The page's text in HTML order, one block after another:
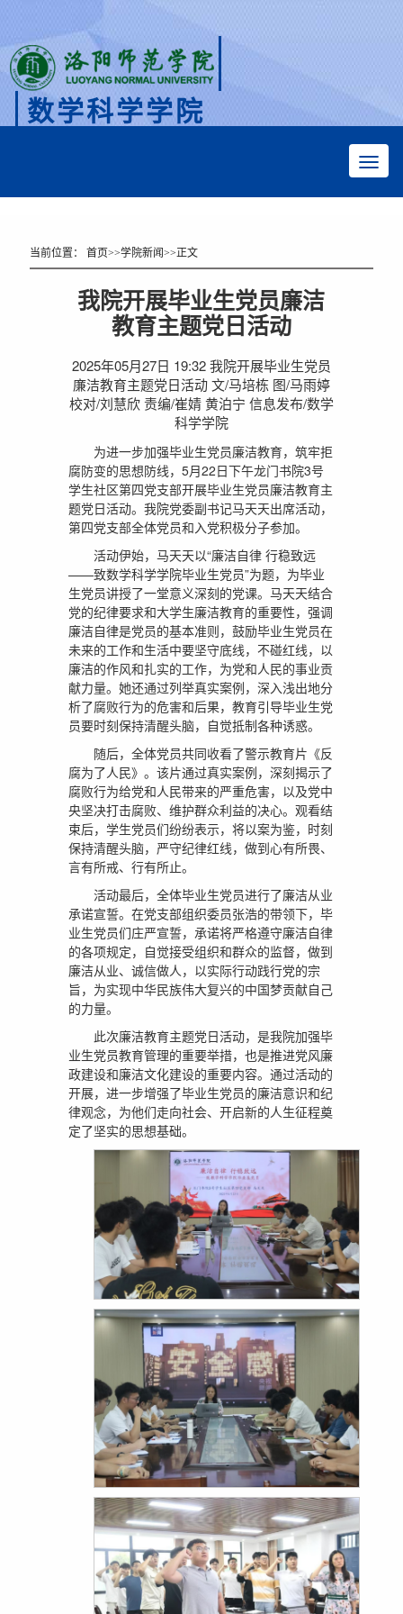
数学科学学院
当前位置：首页>>学院新闻>>正文
我院开展毕业生党员廉洁
教育主题党日活动
2025年05月27日 19:32 我院开展毕业生党员
廉洁教育主题党日活动 文/马培栋 图/马雨婷
校对/刘慧欣 责编/崔婧 黄泊宁 信息发布/数学
科学学院
为进一步加强毕业生党员廉洁教育，筑牢拒
腐防变的思想防线，5月22日下午龙门书院3号
学生社区第四党支部开展毕业生党员廉洁教育主
题党日活动。我院党委副书记马天天出席活动，
第四党支部全体党员和入党积极分子参加。
活动伊始，马天天以“廉洁自律 行稳致远
——致数学科学学院毕业生党员”为题，为毕业
生党员讲授了一堂意义深刻的党课。马天天结合
党的纪律要求和大学生廉洁教育的重要性，强调
廉洁自律是党员的基本准则，鼓励毕业生党员在
未来的工作和生活中要坚守底线，不碰红线，以
廉洁的作风和扎实的工作，为党和人民的事业贡
献力量。她还通过列举真实案例，深入浅出地分
析了腐败行为的危害和后果，教育引导毕业生党
员要时刻保持清醒头脑，自觉抵制各种诱惑。
随后，全体党员共同收看了警示教育片《反
腐为了人民》。该片通过真实案例，深刻揭示了
腐败行为给党和人民带来的严重危害，以及党中
央坚决打击腐败、维护群众利益的决心。观看结
束后，学生党员们纷纷表示，将以案为鉴，时刻
保持清醒头脑，严守纪律红线，做到心有所畏、
言有所戒、行有所止。
活动最后，全体毕业生党员进行了廉洁从业
承诺宣誓。在党支部组织委员张浩的带领下，毕
业生党员们庄严宣誓，承诺将严格遵守廉洁自律
的各项规定，自觉接受组织和群众的监督，做到
廉洁从业、诚信做人，以实际行动践行党的宗
旨，为实现中华民族伟大复兴的中国梦贡献自己
的力量。
此次廉洁教育主题党日活动，是我院加强毕
业生党员教育管理的重要举措，也是推进党风廉
政建设和廉洁文化建设的重要内容。通过活动的
开展，进一步增强了毕业生党员的廉洁意识和纪
律观念，为他们走向社会、开启新的人生征程奠
定了坚实的思想基础。